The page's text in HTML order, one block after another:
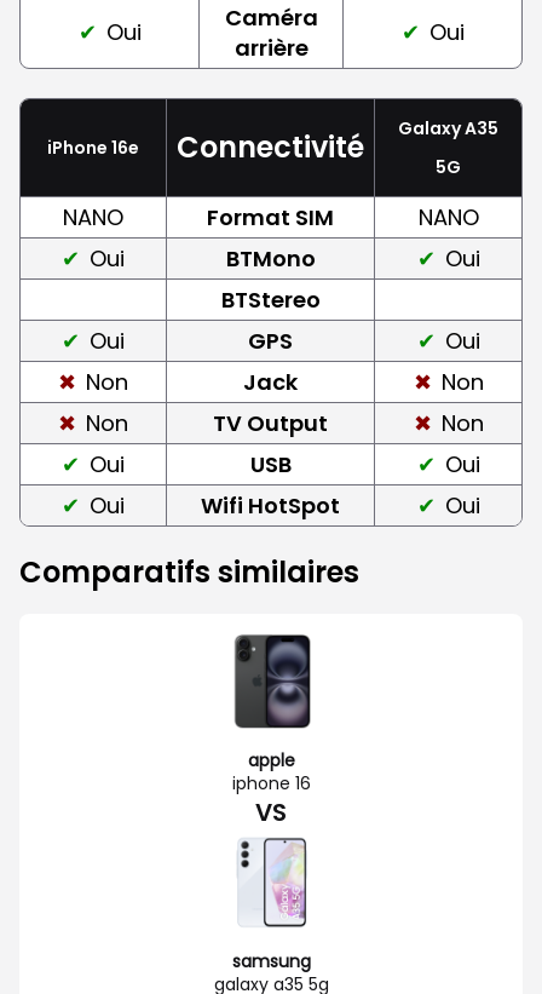
Oui
Caméra
arrière
Oui
iPhone 16e Connectivité
Galaxy A35
5G
NANO Format SIM
NANO
Oui
BTMono
Oui
BTStereo
Oui
GPS
Oui
Non
Jack
Non
Non
TV Output
Non
Oui
USB
Oui
Oui
Wifi HotSpot Oui
Comparatifs similaires
apple
iphone 16
VS
samsung
galaxy a35 5g